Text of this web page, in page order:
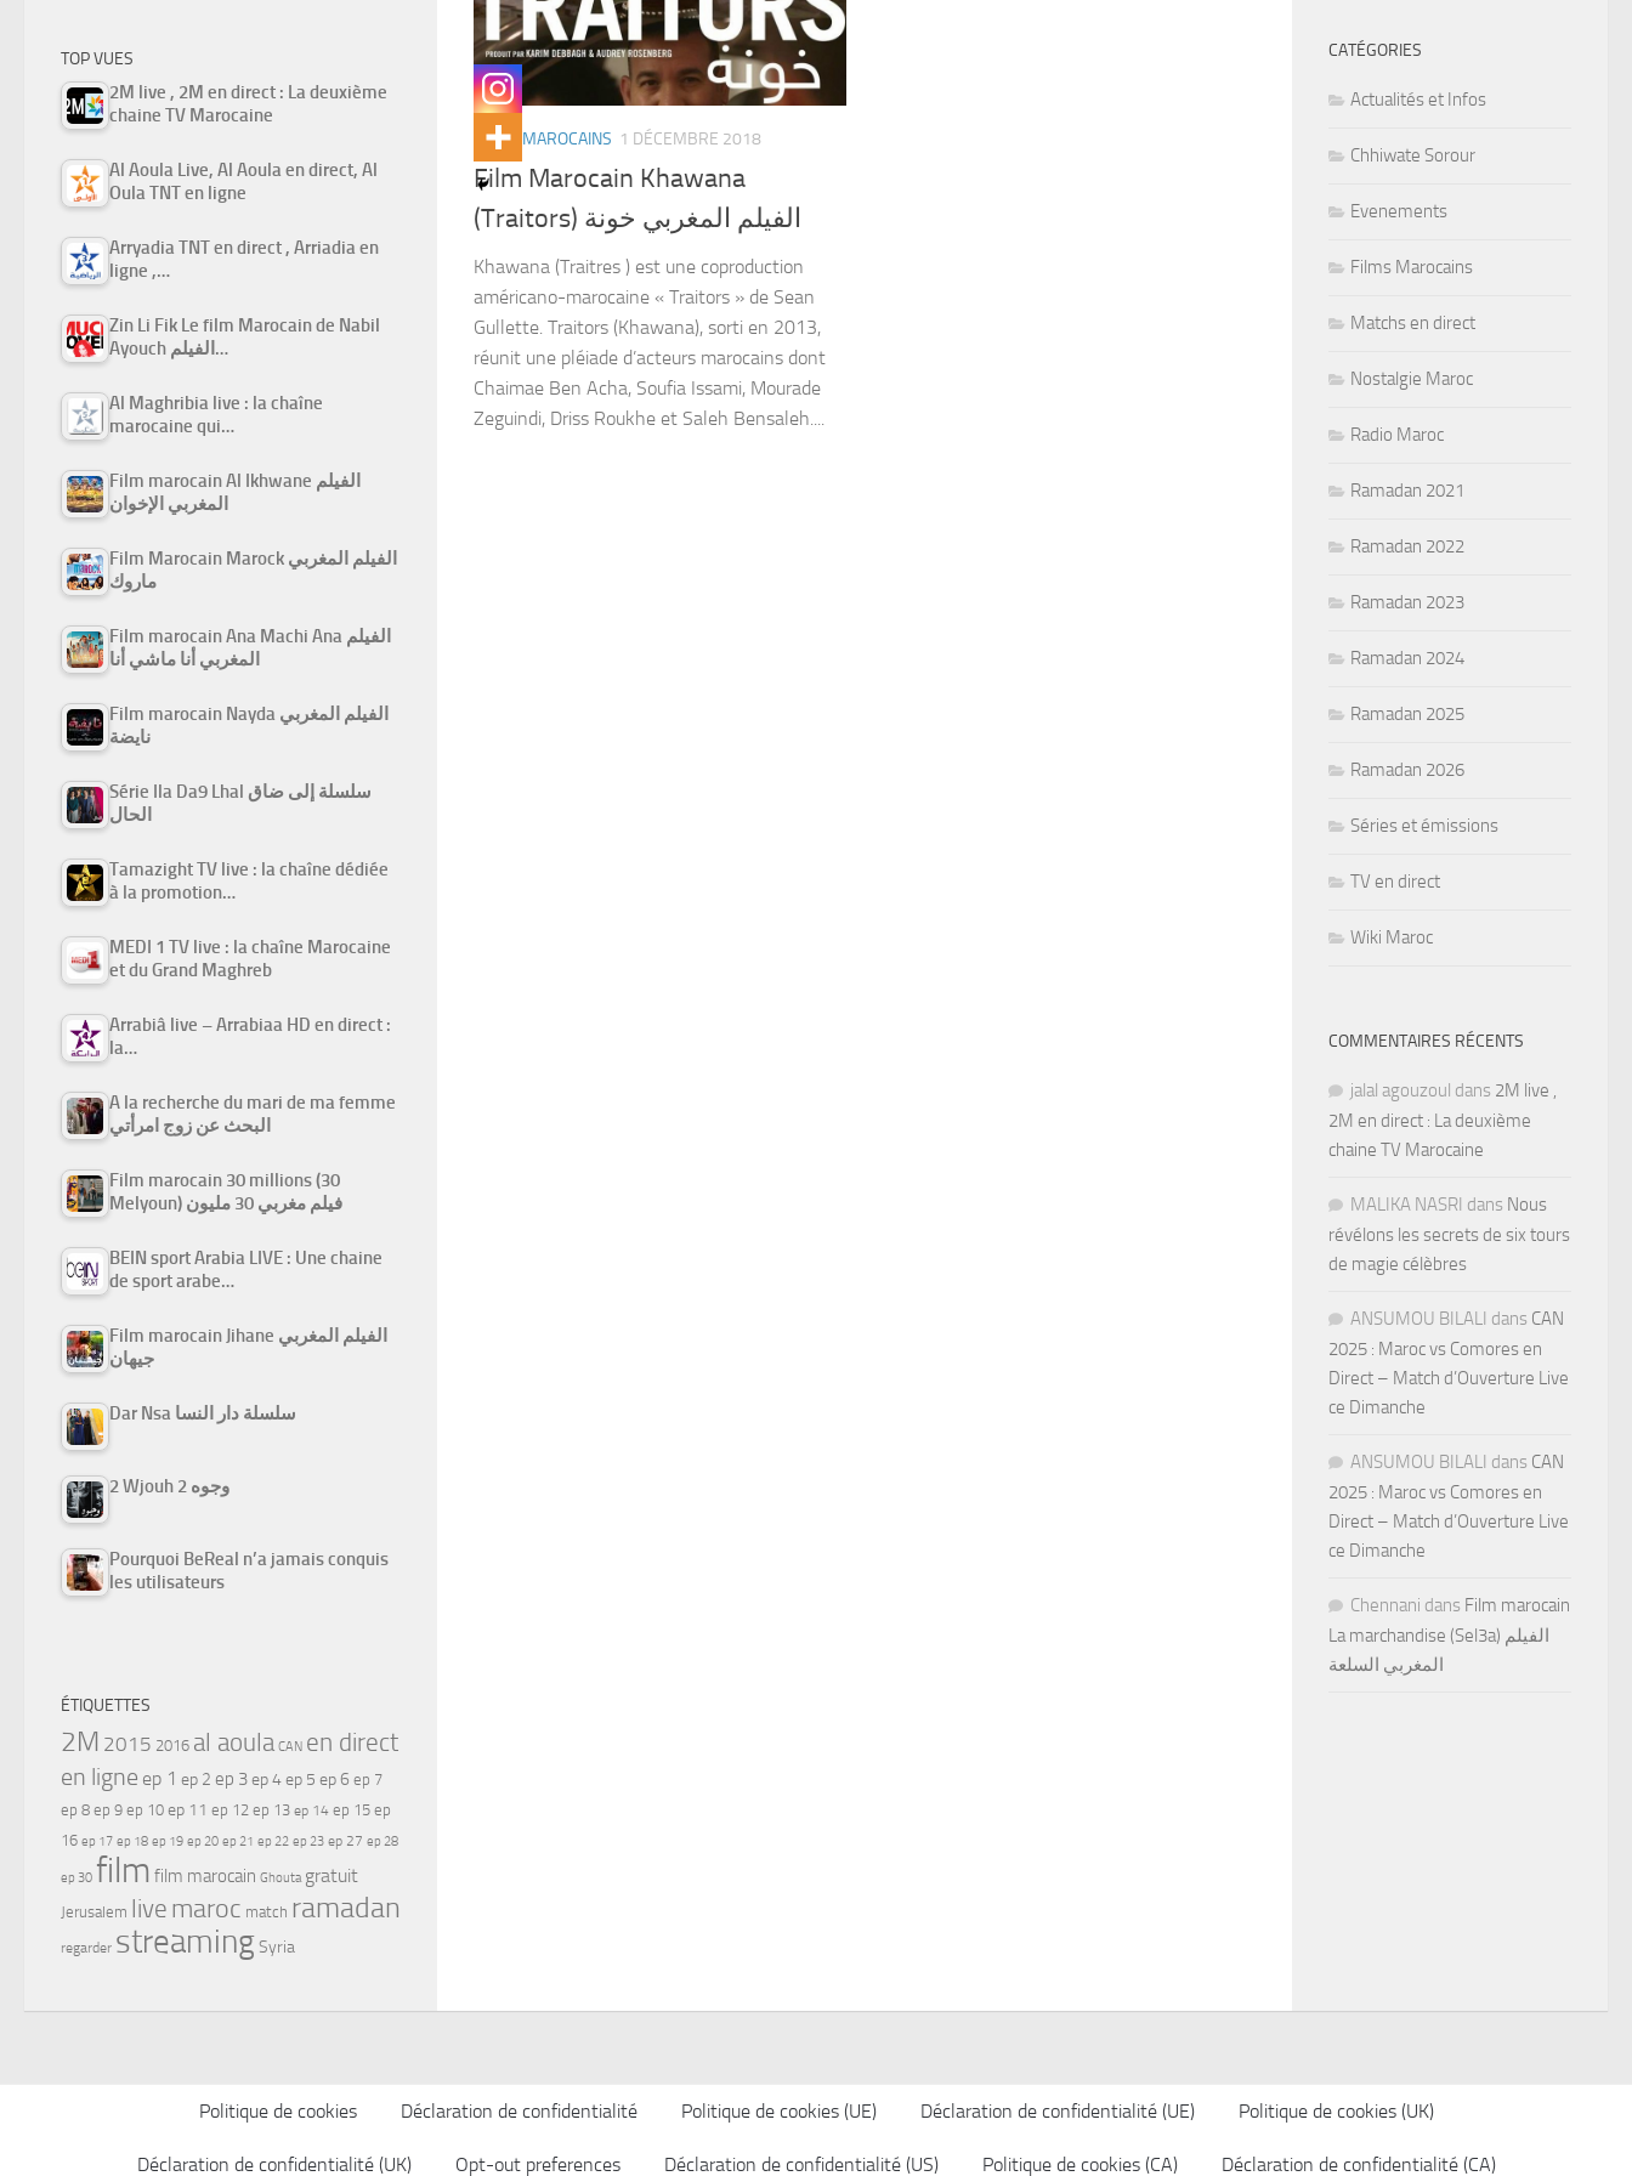
FILMS MAROCAINS 1 DÉCEMBRE 2018
Film Marocain Khawana
(Traitors) الفيلم المغربي خونة
Khawana (Traitres ) est une coproduction
américano-marocaine « Traitors » de Sean
Gullette. Traitors (Khawana), sorti en 2013,
réunit une pléiade d’acteurs marocains dont
Chaimae Ben Acha, Soufia Issami, Mourade
Zeguindi, Driss Roukhe et Saleh Bensaleh....
TOP VUES
2M live , 2M en direct : La deuxième
chaine TV Marocaine
Al Aoula Live, Al Aoula en direct, Al
Oula TNT en ligne
Arryadia TNT en direct , Arriadia en
ligne ,…
Zin Li Fik Le film Marocain de Nabil
Ayouch الفيلم…
Al Maghribia live : la chaîne
marocaine qui…
Film marocain Al Ikhwane الفيلم
المغربي الإخوان
Film Marocain Marock الفيلم المغربي
ماروك
Film marocain Ana Machi Ana الفيلم
المغربي أنا ماشي أنا
Film marocain Nayda الفيلم المغربي
نايضة
Série Ila Da9 Lhal سلسلة إلى ضاق
الحال
Tamazight TV live : la chaîne dédiée
à la promotion…
MEDI 1 TV live : la chaîne Marocaine
et du Grand Maghreb
Arrabiâ live – Arrabiaa HD en direct :
la…
A la recherche du mari de ma femme
البحث عن زوج امرأتي
Film marocain 30 millions (30
Melyoun) فيلم مغربي 30 مليون
BEIN sport Arabia LIVE : Une chaine
de sport arabe…
Film marocain Jihane الفيلم المغربي
جيهان
Dar Nsa سلسلة دار النسا
2 Wjouh 2 وجوه
Pourquoi BeReal n’a jamais conquis
les utilisateurs
ÉTIQUETTES
2M 2015 2016 al aoula CAN en direct
en ligne ep 1 ep 2 ep 3ep 4ep 5 ep 6 ep 7
ep 8 ep 9 ep 10 ep 11 ep 12 ep 13 ep 14 ep 15 ep
16 ep 17 ep 18 ep 19 ep 20 ep 21 ep 22 ep 23 ep 27 ep 28
ep 30 film film marocain Ghouta gratuit
Jerusalem live maroc match ramadan
regarder streamingSyria
CATÉGORIES
Actualités et Infos
Chhiwate Sorour
Evenements
Films Marocains
Matchs en direct
Nostalgie Maroc
Radio Maroc
Ramadan 2021
Ramadan 2022
Ramadan 2023
Ramadan 2024
Ramadan 2025
Ramadan 2026
Séries et émissions
TV en direct
Wiki Maroc
COMMENTAIRES RÉCENTS
jalal agouzoul dans 2M live ,
2M en direct : La deuxième
chaine TV Marocaine
MALIKA NASRI dans Nous
révélons les secrets de six tours
de magie célèbres
ANSUMOU BILALI dans CAN
2025 : Maroc vs Comores en
Direct – Match d’Ouverture Live
ce Dimanche
ANSUMOU BILALI dans CAN
2025 : Maroc vs Comores en
Direct – Match d’Ouverture Live
ce Dimanche
Chennani dans Film marocain
La marchandise (Sel3a) الفيلم
المغربي السلعة
Politique de cookies Déclaration de confidentialité Politique de cookies (UE) Déclaration de confidentialité (UE) Politique de cookies (UK)
Déclaration de confidentialité (UK) Opt-out preferences Déclaration de confidentialité (US) Politique de cookies (CA) Déclaration de confidentialité (CA)